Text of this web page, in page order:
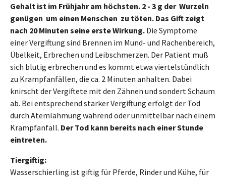
Gehalt ist im Frühjahr am höchsten. 2 - 3 g der Wurzeln
genügen um einen Menschen zu töten. Das Gift zeigt
nach 20 Minuten seine erste Wirkung. Die Symptome
einer Vergiftung sind Brennen im Mund- und Rachenbereich,
Übelkeit, Erbrechen und Leibschmerzen. Der Patient muß
sich blutig erbrechen und es kommt etwa viertelstündlich
zu Krampfanfällen, die ca. 2 Minuten anhalten. Dabei
knirscht der Vergiftete mit den Zähnen und sondert Schaum
ab. Bei entsprechend starker Vergiftung erfolgt der Tod
durch Atemlähmung während oder unmittelbar nach einem
Krampfanfall. Der Tod kann bereits nach einer Stunde
eintreten.
Tiergiftig:
Wasserschierling ist giftig für Pferde, Rinder und Kühe, für